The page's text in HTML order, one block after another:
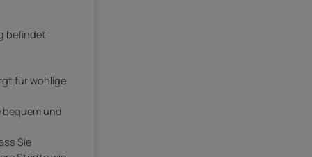
befindet
für wohlige
bequem und
Sie